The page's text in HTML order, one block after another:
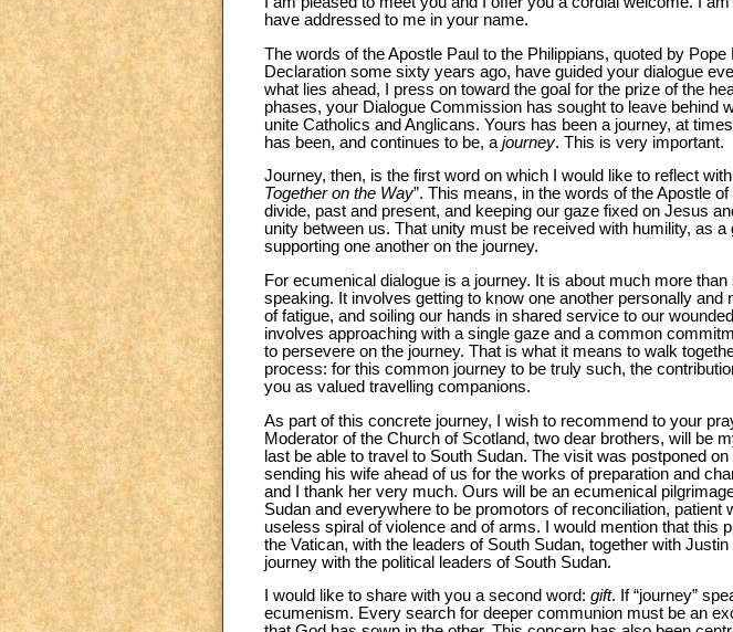
have addressed to me in your name.
The words of the Apostle Paul to the Philippians, quoted by
Declaration some sixty years ago, have guided your dialogue
what lies ahead, I press on toward the goal for the prize of the
phases, your Dialogue Commission has sought to leave
unite Catholics and Anglicans. Yours has been a journey, at
has been, and continues to be, a journey. This is very important.
Journey, then, is the first word on which I would like to reflect
Together on the Way”. This means, in the words of the Apostle
divide, past and present, and keeping our gaze fixed on Jesus
unity between us. That unity must be received with humility, as
supporting one another on the journey.
For ecumenical dialogue is a journey. It is about much more
speaking. It involves getting to know one another personally
of fatigue, and soiling our hands in shared service to our
involves approaching with a single gaze and a common
to persevere on the journey. That is what it means to walk
process: for this common journey to be truly such, the
you as valued travelling companions.
As part of this concrete journey, I wish to recommend to your
Moderator of the Church of Scotland, two dear brothers, will be
last be able to travel to South Sudan. The visit was postponed
sending his wife ahead of us for the works of preparation and
and I thank her very much. Ours will be an ecumenical
Sudan and everywhere to be promotors of reconciliation,
useless spiral of violence and of arms. I would mention that this
the Vatican, with the leaders of South Sudan, together with
journey with the political leaders of South Sudan.
I would like to share with you a second word: gift. If “journey”
ecumenism. Every search for deeper communion must be an